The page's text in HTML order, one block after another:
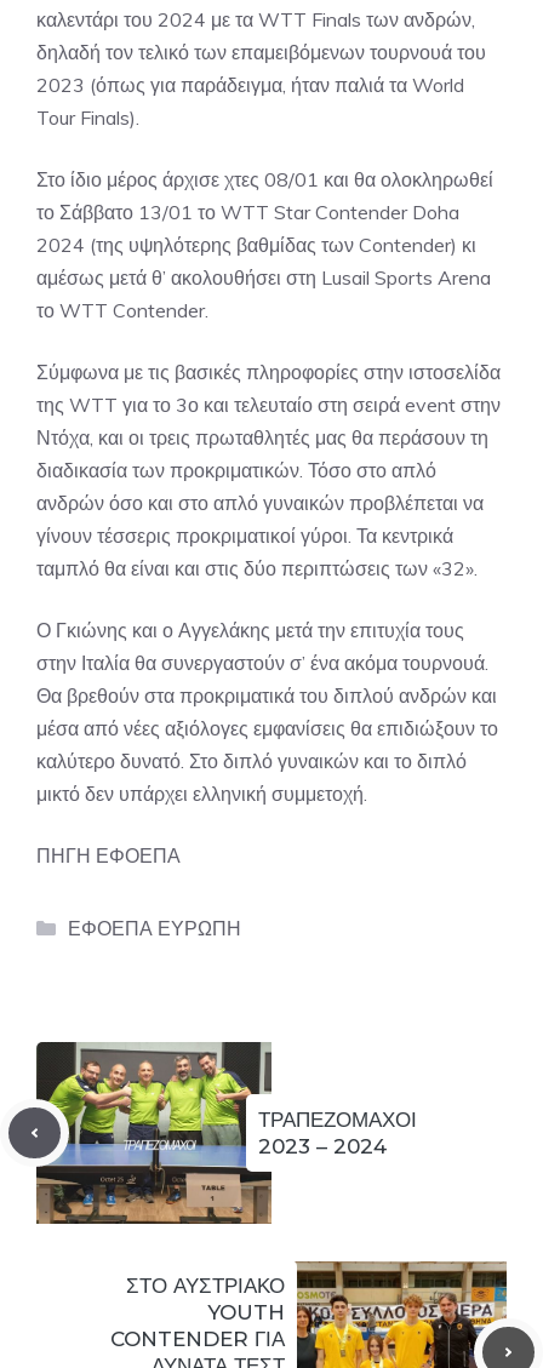
καλεντάρι του 2024 με τα WTT Finals των ανδρών,
δηλαδή τον τελικό των επαμειβόμενων τουρνουά του
2023 (όπως για παράδειγμα, ήταν παλιά τα World
Tour Finals).
Στο ίδιο μέρος άρχισε χτες 08/01 και θα ολοκληρωθεί
το Σάββατο 13/01 το WTT Star Contender Doha
2024 (της υψηλότερης βαθμίδας των Contender) κι
αμέσως μετά θ’ ακολουθήσει στη Lusail Sports Arena
το WTT Contender.
Σύμφωνα με τις βασικές πληροφορίες στην ιστοσελίδα
της WTT για το 3ο και τελευταίο στη σειρά event στην
Ντόχα, και οι τρεις πρωταθλητές μας θα περάσουν τη
διαδικασία των προκριματικών. Τόσο στο απλό
ανδρών όσο και στο απλό γυναικών προβλέπεται να
γίνουν τέσσερις προκριματικοί γύροι. Τα κεντρικά
ταμπλό θα είναι και στις δύο περιπτώσεις των «32».
Ο Γκιώνης και ο Αγγελάκης μετά την επιτυχία τους
στην Ιταλία θα συνεργαστούν σ’ ένα ακόμα τουρνουά.
Θα βρεθούν στα προκριματικά του διπλού ανδρών και
μέσα από νέες αξιόλογες εμφανίσεις θα επιδιώξουν το
καλύτερο δυνατό. Στο διπλό γυναικών και το διπλό
μικτό δεν υπάρχει ελληνική συμμετοχή.
ΠΗΓΗ ΕΦΟΕΠΑ
Categories
ΕΦΟΕΠΑ ΕΥΡΩΠΗ
ΤΡΑΠΕΖΟΜΑΧΟΙ
2023 – 2024
ΣΤΟ ΑΥΣΤΡΙΑΚΟ
YOUTH
CONTENDER ΓΙΑ